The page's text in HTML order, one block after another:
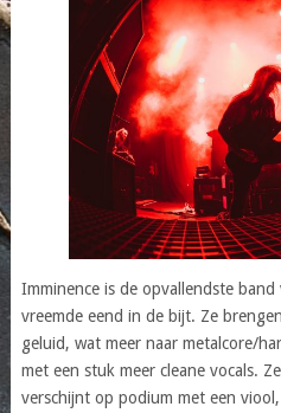
Imminence is de opvallendste
vreemde eend in de bijt. Ze
geluid, wat meer naar metalcore/
met een stuk meer cleane vocals.
verschijnt op podium met een